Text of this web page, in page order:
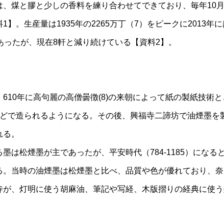
、煤と膠と少しの香料を練り合わせてできており、毎年10
】。生産量は1935年の2265万丁（7）をピークに2013年
たが、現在8軒と減り続けている【資料2】。
年に高句麗の高僧曇徴(8)の来朝によって紙の製紙技術
で造られるようになる。その後、興福寺二諦坊で油煙墨
。
は松煙墨が主であったが、平安時代（784-1185）になる
。当時の油煙墨は松煙墨と比べ、品質や色が優れており、
、灯明に使う胡麻油、筆記や写経、木版摺りの経典に使